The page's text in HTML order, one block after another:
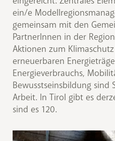
ein/e
gemeinsam mit den
PartnerInnen in der
Aktionen zum
erneuerbaren
Energieverbrauchs,
Bewusstseinsbildung sind
Arbeit. In Tirol gibt es
sind es 120.